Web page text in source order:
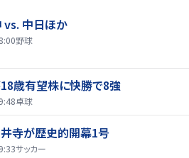
vs. 中日ほか
野球
歳有望株に快勝で8強
卓球
井寺が歴史的開幕1号
サッカー